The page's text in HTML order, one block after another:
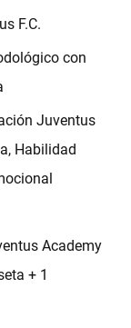
F.C.
con
Juventus
Habilidad
Academy
+ 1